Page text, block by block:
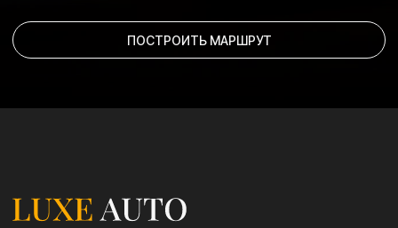
Наши цены →
Акции →
Политика конфиденциальности →